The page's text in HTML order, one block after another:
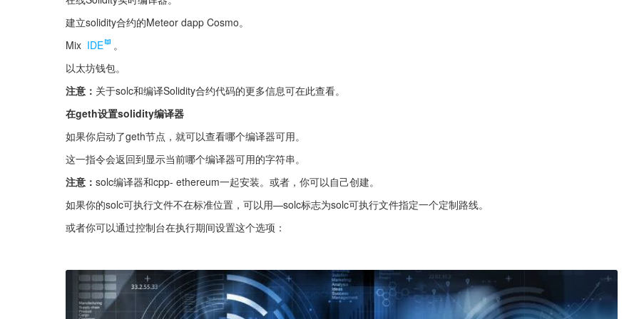
建立solidity合约的Meteor dapp Cosmo。
Mix IDE
。
以太坊钱包。
注意： 关于solc和编译Solidity合约代码的更多信息可在此查看。
在geth设置solidity编译器
如果你启动了geth节点，就可以查看哪个编译器可用。
这一指令会返回到显示当前哪个编译器可用的字符串。
注意： solc编译器和cpp- ethereum一起安装。或者，你可以自己创建。
如果你的solc可执行文件不在标准位置，可以用—solc标志为solc可执行文件指定一个定制路线。
或者你可以通过控制台在执行期间设置这个选项：